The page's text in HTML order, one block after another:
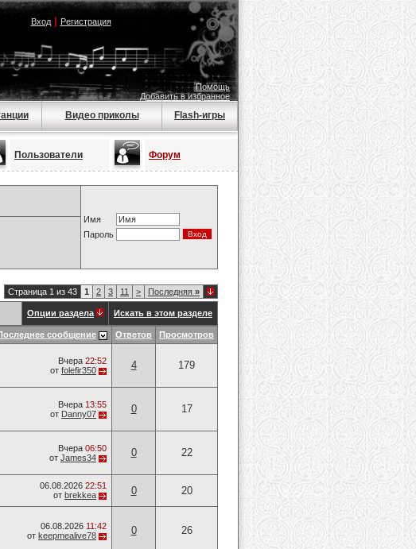
Вход| Регистрация
Помощь
Добавить в избранное
Видео приколы Flash-игры
Пользователи Форум
Имя
Пароль
Страница 1 из 43 1 2 3 11 > Последняя »
Опции раздела Искать в этом разделе
сообщение Ответов Просмотров
Вчера 22:52
от folefir350 4 179
Вчера 13:55
от Danny07 0 17
Вчера 06:50
от James34 0 22
06.08.2026 22:51
от brekkea 0 20
06.08.2026 11:42
от keepmealive78 0 26